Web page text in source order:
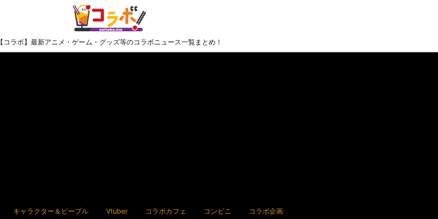
【コラボ】最新アニメ・ゲーム・グッズ等のコラボニュース一覧まとめ！
キャラクター＆ピープル Vtuber コラボカフェ コンビニ コラボ企画